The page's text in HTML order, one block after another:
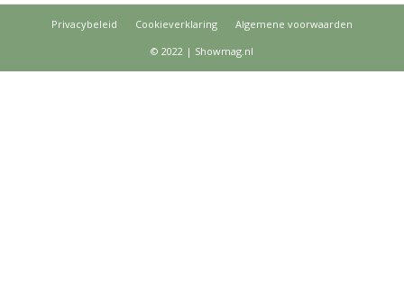
Privacybeleid Cookieverklaring
Algemene voorwaarden
© 2022 | Showmag.nl